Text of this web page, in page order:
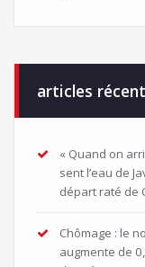
articles
« Quand on
sent l’eau de
départ raté de
Chômage : le
augmente de